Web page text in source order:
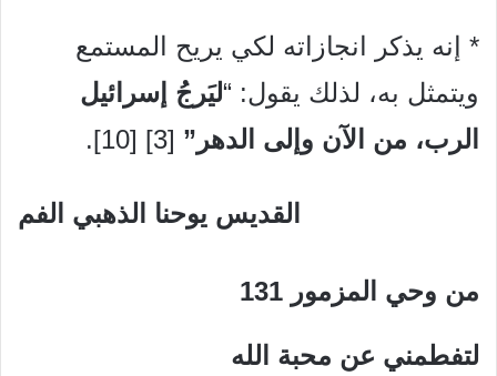
* إنه يذكر انجازاته لكي يريح المستمع
ويتمثل به، لذلك يقول: “ليَرجُ إسرائيل
الرب، من الآن وإلى الدهر” [3] [10].
القديس يوحنا الذهبي الفم
من وحي المزمور 131
لتفطمني عن محبة الله